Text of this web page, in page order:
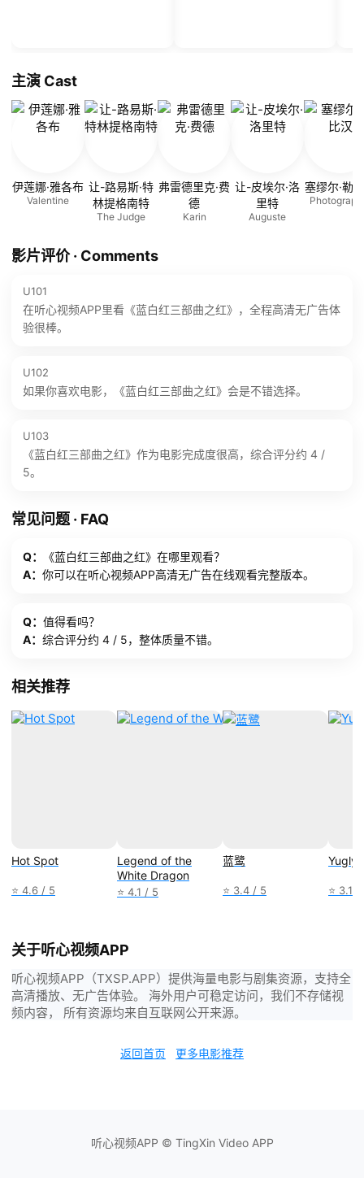
主演 Cast
伊莲娜·雅各布
Valentine
让-路易斯·特
林提格南特
The Judge
弗雷德里克·费
德
Karin
让-皮埃尔·洛
里特
Auguste
塞缪尔·勒
影片评价 · Comments
U101
在听心视频APP里看《蓝白红三部曲之红》，全程高清无广告体
验很棒。
U102
如果你喜欢电影，《蓝白红三部曲之红》会是不错选择。
U103
《蓝白红三部曲之红》作为电影完成度很高，综合评分约 4 /
5。
常见问题 · FAQ
Q：
《蓝白红三部曲之红》在哪里观看？
A： 你可以在听心视频APP高清无广告在线观看完整版本。
Q： 值得看吗？
A： 综合评分约 4 / 5，整体质量不错。
相关推荐
Hot Spot
⭐ 4.6 / 5
Legend of the
White Dragon
⭐ 4.1 / 5
蓝鹭
⭐ 3.4 / 5
Yugly
⭐ 3.1 /
关于听心视频APP
听心视频APP（TXSP.APP）提供海量电影与剧集资源，支持全
高清播放、无广告体验。 海外用户可稳定访问，我们不存储视
频内容， 所有资源均来自互联网公开来源。
返回首页 更多电影推荐
听心视频APP © TingXin Video APP